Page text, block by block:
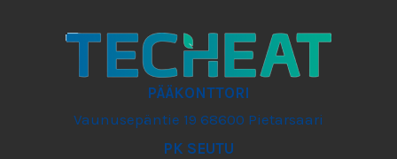
PÄÄKONTTORI
Vaunusepäntie 19 68600 Pietarsaari
PK SEUTU